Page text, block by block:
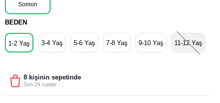
Somon
BEDEN
1-2 Yaş 3-4 Yaş 5-6 Yaş 7-8 Yaş 9-10 Yaş 11-12 Yaş
8 kişinin sepetinde
Son 24 saatte